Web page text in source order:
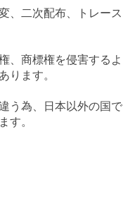
、二次配布、トレース
、商標権を侵害するよ
ります。
う為、日本以外の国で
す。